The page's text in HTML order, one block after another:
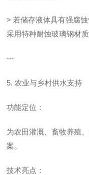
> 若储存液体具有强腐
采用特种耐蚀玻璃钢材
---
5. 农业与乡村供水支持
功能定位：
为农田灌溉、畜牧养殖
案。
技术亮点：